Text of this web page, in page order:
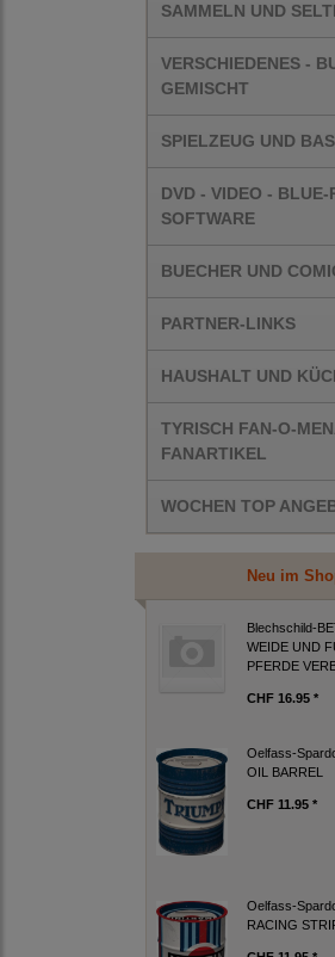
SAMMELN UND
VERSCHIEDENES -
GEMISCHT
SPIELZEUG UND
DVD - VIDEO - BLUE-
SOFTWARE
BUECHER UND
PARTNER-LINKS
HAUSHALT UND
TYRISCH FAN-O-
FANARTIKEL
WOCHEN TOP
Neu im
Blechschild-
WEIDE UND
PFERDE
CHF 16.95 *
Oelfass-
OIL BARREL
CHF 11.95 *
Oelfass-
RACING